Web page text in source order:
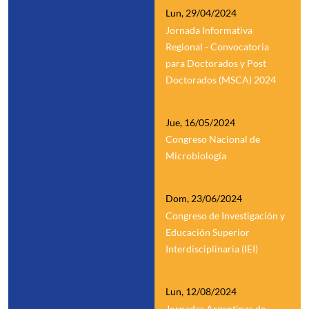
Lun, 29/04/2024
Jornada Informativa
Regional - Convocatoria
para Doctorados y Post
Doctorados (MSCA) 2024
Jue, 16/05/2024
Congreso Nacional de
Microbiología
Dom, 23/06/2024
Congreso de Investigación y
Educación Superior
Interdisciplinaria (IEI)
Lun, 12/08/2024